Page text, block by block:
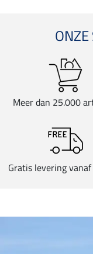
Meer dan 25.000
Gratis levering